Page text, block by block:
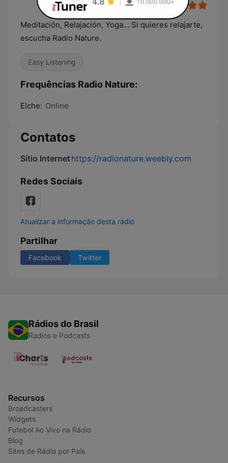
Meditación, Relajación, Yoga... Si quieres relajarte,
escucha Radio Nature.
Easy Listening
Frequências Radio Nature:
Elche: Online
Contatos
Sítio Internethttps://radionature.weebly.com
Redes Sociais
Atualizar a informação desta rádio
Partilhar
Facebook Twitter
Rádios do Brasil
Radios e Podcasts
Recursos
Broadcasters
Widgets
Futebol Ao Vivo na Rádio
Blog
Sites de Rádio por País